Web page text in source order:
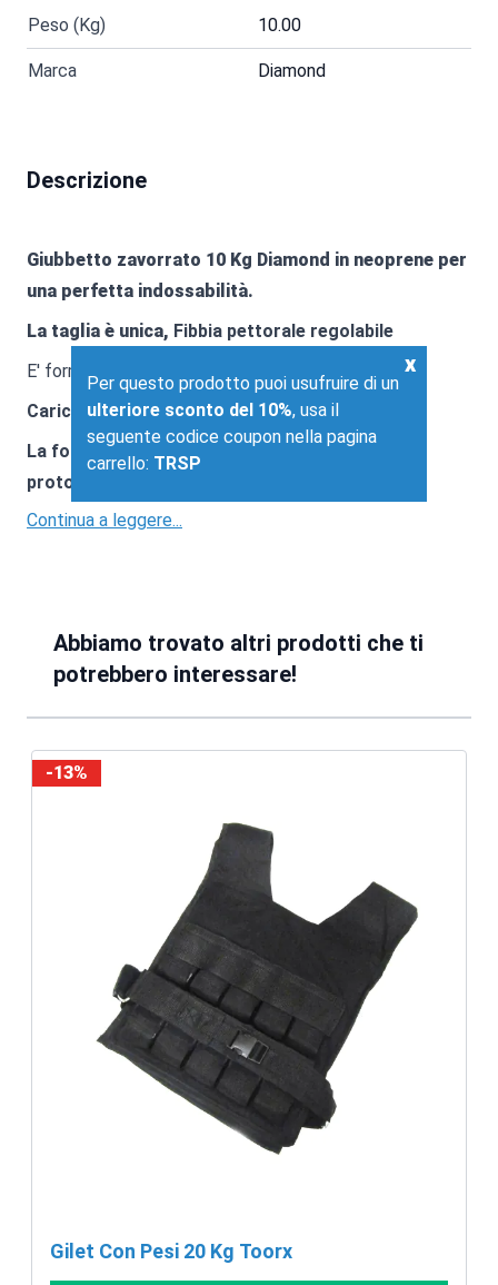
Peso (Kg) 10.00
Marca Diamond
Descrizione
Giubbetto zavorrato 10 Kg Diamond in neoprene per
una perfetta indossabilità.
La taglia è unica, Fibbia pettorale regolabile
E' formato da
20 pacchi da 500 grammi ciascuno
Carico Max : 10 Kg
La forma ed il peso lo rendono perfetto per
protocolli di allenamento femminile.
Continua a leggere...
Abbiamo trovato altri prodotti che ti
potrebbero interessare!
Gilet Con Pesi 20 Kg Toorx
-13%
Per questo prodotto puoi usufruire di un
ulteriore sconto del 10%, usa il
seguente codice coupon nella pagina
carrello: TRSP
x